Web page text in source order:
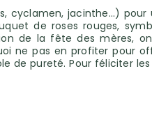
cyclamen, jacinthe...)
de roses rouges,
de la fête des mères,
ne pas en profiter pour
de pureté. Pour féliciter